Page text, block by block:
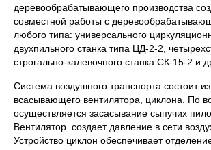
деревообрабатывающего производства
совместной работы с
любого типа: универсального
двухпильного станка типа ЦД-2-2,
строгально-калевочного станка СК-15-2 и
Система воздушного транспорта состоит из
всасывающего вентилятора, циклона. По
осуществляется засасывание сыпучих
Вентилятор создает давление в сети
Устройство циклон обеспечивает